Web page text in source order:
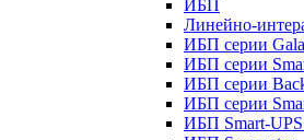
ИБП
Линейно-
ИБП серии
ИБП серии
ИБП серии
ИБП серии
ИБП Smart-